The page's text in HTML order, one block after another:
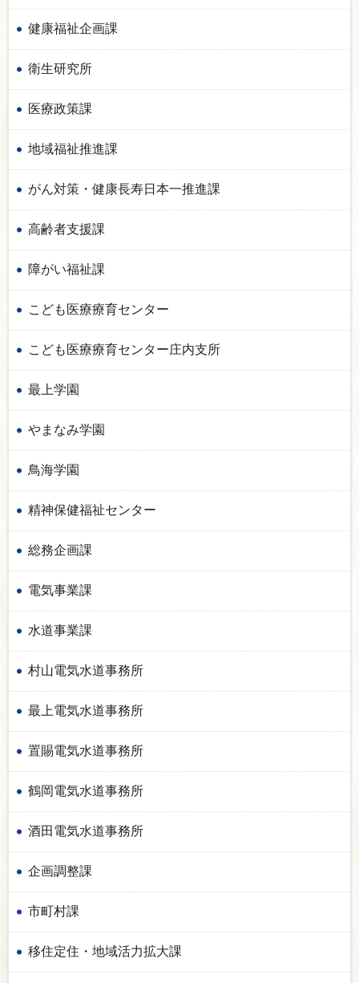
健康福祉企画課
衛生研究所
医療政策課
地域福祉推進課
がん対策・健康長寿日本一推進課
高齢者支援課
障がい福祉課
こども医療療育センター
こども医療療育センター庄内支所
最上学園
やまなみ学園
鳥海学園
精神保健福祉センター
総務企画課
電気事業課
水道事業課
村山電気水道事務所
最上電気水道事務所
置賜電気水道事務所
鶴岡電気水道事務所
酒田電気水道事務所
企画調整課
市町村課
移住定住・地域活力拡大課